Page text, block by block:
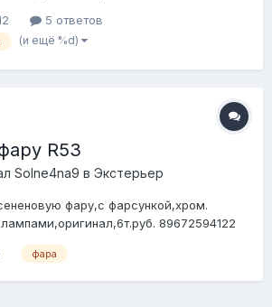
Дальний работает стабильно на обоих
менял, и блоки розжига менял тоже
5 ответов
(и ещё %d)
R53
Solne4na9 в Экстерьер
фару,с фарсункой,хром.
89672594122
фара